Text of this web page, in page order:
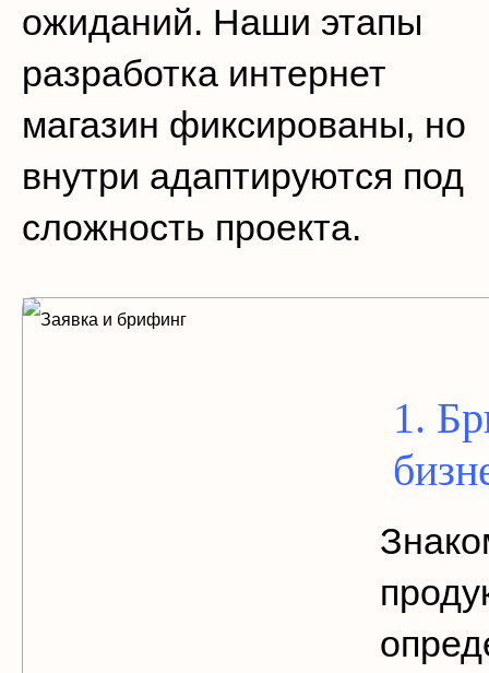
ожиданий. Наши этапы
разработка интернет
магазин фиксированы, но
внутри адаптируются под
сложность проекта.
1.